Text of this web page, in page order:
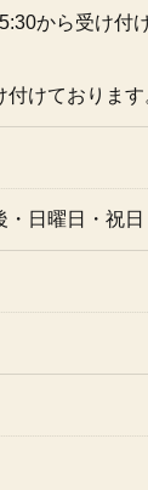
から受け付
けております
日曜日・祝日